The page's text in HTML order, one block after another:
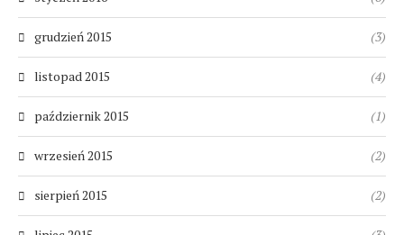
grudzień 2015 (3)
listopad 2015 (4)
październik 2015 (1)
wrzesień 2015 (2)
sierpień 2015 (2)